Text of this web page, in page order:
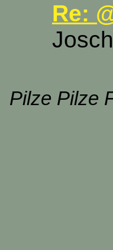
Re:
Pilze Pilze